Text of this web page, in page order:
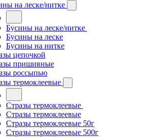
на леске/нитке
Бусины на леске/нитке
Бусины на леске
Бусины на нитке
цепочкой
пришивные
россыпью
термоклеевые
Стразы термоклеевые
Стразы термоклеевые
Стразы термоклеевые 50г
Стразы термоклеевые 500г